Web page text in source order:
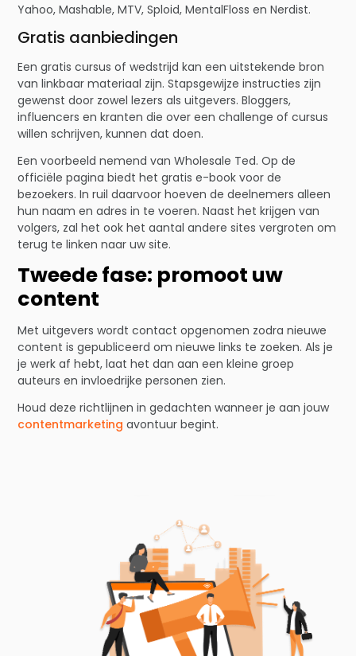
Yahoo, Mashable, MTV, Sploid, MentalFloss en Nerdist.
Gratis aanbiedingen
Een gratis cursus of wedstrijd kan een uitstekende bron
van linkbaar materiaal zijn. Stapsgewijze instructies zijn
gewenst door zowel lezers als uitgevers. Bloggers,
influencers en kranten die over een challenge of cursus
willen schrijven, kunnen dat doen.
Een voorbeeld nemend van Wholesale Ted. Op de
officiële pagina biedt het gratis e-book voor de
bezoekers. In ruil daarvoor hoeven de deelnemers alleen
hun naam en adres in te voeren. Naast het krijgen van
volgers, zal het ook het aantal andere sites vergroten om
terug te linken naar uw site.
Tweede fase: promoot uw
content
Met uitgevers wordt contact opgenomen zodra nieuwe
content is gepubliceerd om nieuwe links te zoeken. Als je
je werk af hebt, laat het dan aan een kleine groep
auteurs en invloedrijke personen zien.
Houd deze richtlijnen in gedachten wanneer je aan jouw
contentmarketing avontuur begint.